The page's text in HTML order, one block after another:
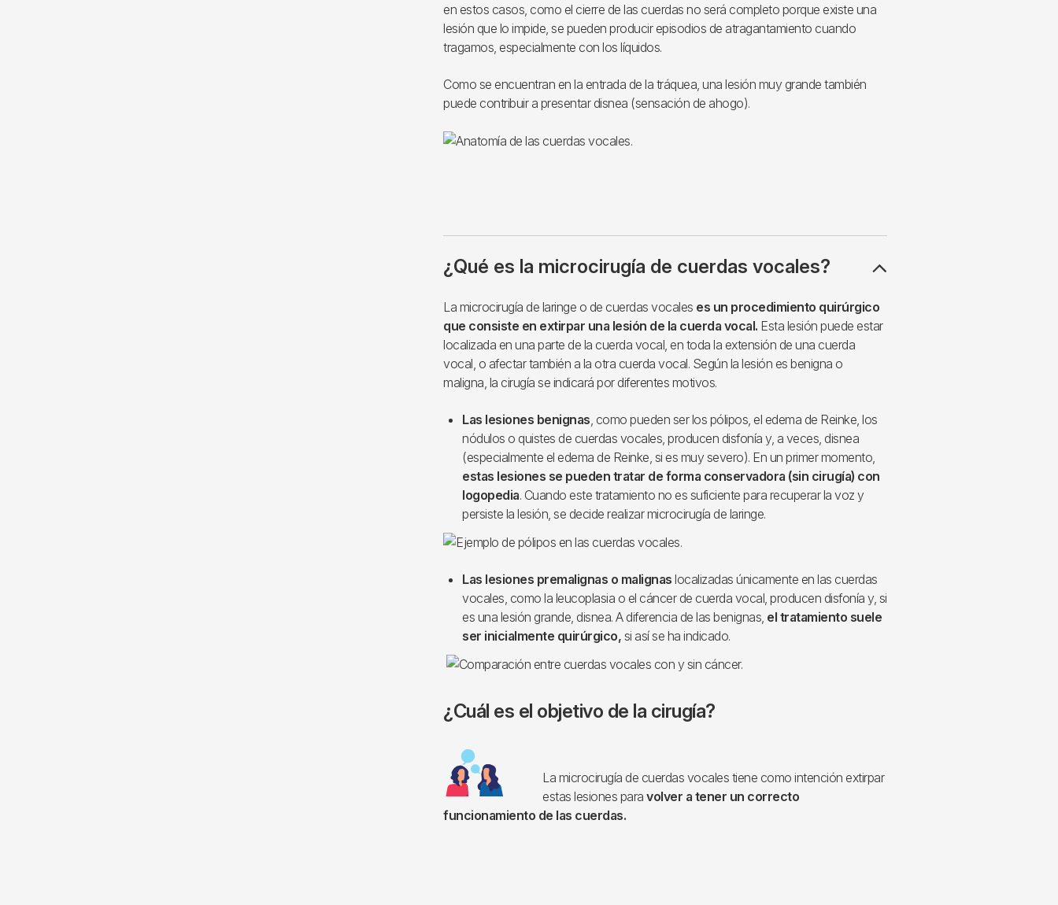
en estos casos, como el cierre de las cuerdas no será completo porque existe una
lesión que lo impide, se pueden producir episodios de atragantamiento cuando
tragamos, especialmente con los líquidos.
Como se encuentran en la entrada de la tráquea, una lesión muy grande también
puede contribuir a presentar disnea (sensación de ahogo).
¿Qué es la microcirugía de cuerdas vocales?
La microcirugía de laringe o de cuerdas vocales es un procedimiento quirúrgico
que consiste en extirpar una lesión de la cuerda vocal. Esta lesión puede estar
localizada en una parte de la cuerda vocal, en toda la extensión de una cuerda
vocal, o afectar también a la otra cuerda vocal. Según la lesión es benigna o
maligna, la cirugía se indicará por diferentes motivos.
Las lesiones benignas, como pueden ser los pólipos, el edema de Reinke, los
nódulos o quistes de cuerdas vocales, producen disfonía y, a veces, disnea
(especialmente el edema de Reinke, si es muy severo). En un primer momento,
estas lesiones se pueden tratar de forma conservadora (sin cirugía) con
logopedia. Cuando este tratamiento no es suficiente para recuperar la voz y
persiste la lesión, se decide realizar microcirugía de laringe.
Las lesiones premalignas o malignas localizadas únicamente en las cuerdas
vocales, como la leucoplasia o el cáncer de cuerda vocal, producen disfonía y, si
es una lesión grande, disnea. A diferencia de las benignas, el tratamiento suele
ser inicialmente quirúrgico, si así se ha indicado.
¿Cuál es el objetivo de la cirugía?
Imagen
La microcirugía de cuerdas vocales tiene como intención extirpar
estas lesiones para volver a tener un correcto
funcionamiento de las cuerdas.